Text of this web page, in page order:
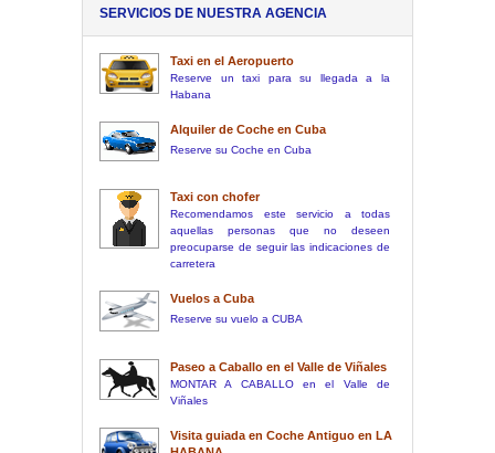
SERVICIOS DE NUESTRA AGENCIA
Taxi en el Aeropuerto
Reserve un taxi para su llegada a la
Habana
Alquiler de Coche en Cuba
Reserve su Coche en Cuba
Taxi con chofer
Recomendamos este servicio a todas
aquellas personas que no deseen
preocuparse de seguir las indicaciones de
carretera
Vuelos a Cuba
Reserve su vuelo a CUBA
Paseo a Caballo en el Valle de Viñales
MONTAR A CABALLO en el Valle de
Viñales
Visita guiada en Coche Antiguo en LA